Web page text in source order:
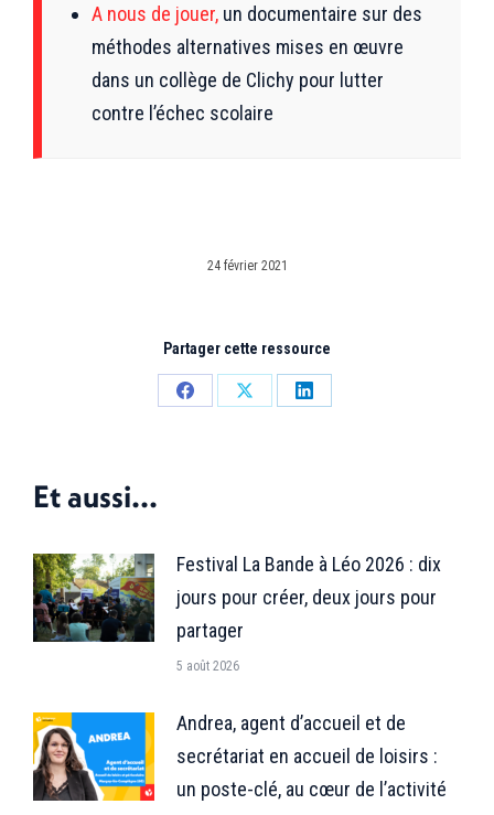
A nous de jouer, un documentaire sur des
méthodes alternatives mises en œuvre
dans un collège de Clichy pour lutter
contre l’échec scolaire
24 février 2021
Partager cette ressource
PartagerPartagerPartager
Et aussi...
Festival La Bande à Léo 2026 : dix
jours pour créer, deux jours pour
partager
5 août 2026
Andrea, agent d’accueil et de
secrétariat en accueil de loisirs :
un poste-clé, au cœur de l’activité